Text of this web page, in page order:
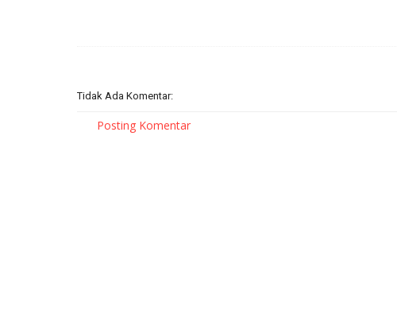
Tidak Ada Komentar:
Posting Komentar